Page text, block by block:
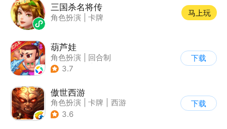
三国杀名将传
角色扮演 卡牌
马上玩
葫芦娃
角色扮演
回合制
| 动漫改编
3.7
下载
傲世西游
角色扮演 卡牌
西游
| 卡通
3.6
下载